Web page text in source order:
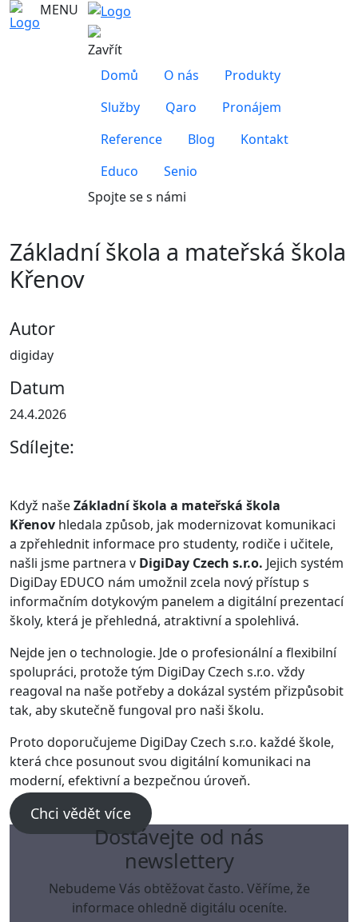
MENU
Zavřít
Domů
O nás
Produkty
Služby
Qaro
Pronájem
Reference
Blog
Kontakt
Educo
Senio
Spojte se s námi
Základní škola a mateřská škola
Křenov
Autor
digiday
Datum
24.4.2026
Sdílejte:
Když našeZákladní škola a mateřská škola
Křenov hledala způsob, jak modernizovat komunikaci
a zpřehlednit informace pro studenty, rodiče i učitele,
našli jsme partnera v DigiDay Czech s.r.o. Jejich systém
DigiDay EDUCO nám umožnil zcela nový přístup s
informačním dotykovým panelem a digitální prezentací
školy, která je přehledná, atraktivní a spolehlivá.
Nejde jen o technologie. Jde o profesionální a flexibilní
spolupráci, protože tým DigiDay Czech s.r.o. vždy
reagoval na naše potřeby a dokázal systém přizpůsobit
tak, aby skutečně fungoval pro naši školu.
Proto doporučujeme DigiDay Czech s.r.o. každé škole,
která chce posunout svou digitální komunikaci na
moderní, efektivní a bezpečnou úroveň.
Chci vědět více
Dostávejte od nás
newslettery
Nebudeme Vás obtěžovat často. Věříme, že
informace ohledně digitálu oceníte.